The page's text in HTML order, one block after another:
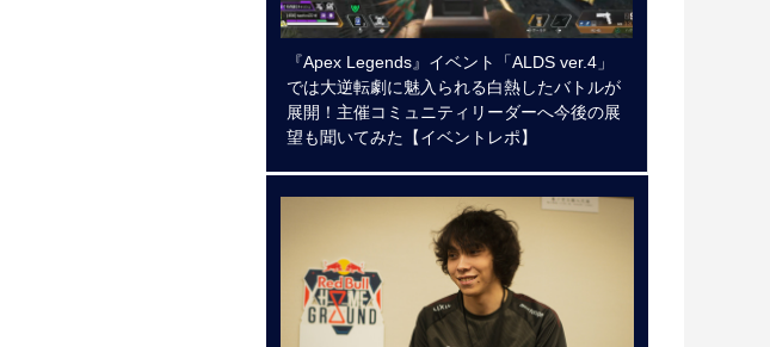
『Apex Legends』イベント「ALDS ver.4」
では大逆転劇に魅入られる白熱したバトルが
展開！主催コミュニティリーダーへ今後の展
望も聞いてみた【イベントレポ】